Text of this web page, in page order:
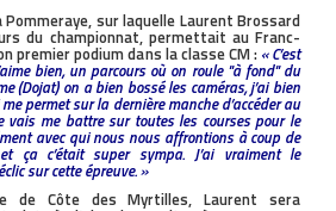
Pommeraye, sur laquelle Laurent Brossard
du championnat, permettait au Franc-
premier podium dans la classe CM : « C’est
bien, un parcours où on roule ''à fond'' du
(Dojat) on a bien bossé les caméras, j’ai bien
permet sur la dernière manche d’accéder au
me battre sur toutes les courses pour le
avec qui nous nous affrontions à coup de
ça c’était super sympa. J’ai vraiment le
sur cette épreuve. »
de Côte des Myrtilles, Laurent sera